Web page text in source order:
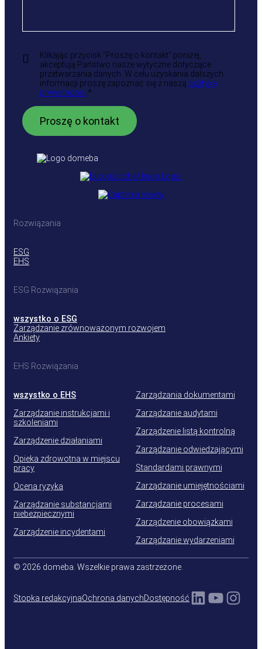
Klikając przycisk "Proszę o kontakt" poniżej,
akceptują Państwo nasze wytyczne dotyczące
przetwarzania danych. W celu uzyskania dalszych
informacji proszę zapoznać się z naszą polityką
prywatności *
Rozwiązania
ESG
EHS
ESG Rozwiązania
wszystko o ESG
Zarządzanie zrównoważonym rozwojem
Ankiety
EHS Rozwiązania
wszystko o EHS
Zarządzanie instrukcjami i
szkoleniami
Zarządzenie działaniami
Opieka zdrowotna w miejscu
pracy
Ocena ryzyka
Zarządzanie substancjami
niebezpiecznymi
Zarządzenie incydentami
Zarządzania dokumentami
Zarządzanie audytami
Zarządzenie listą kontrolną
Zarządzanie odwiedzającymi
Standardami prawnymi
Zarządzanie umiejętnościami
Zarządzanie procesami
Zarządzenie obowiązkami
Zarządzanie wydarzeniami
© 2026 domeba. Wszelkie prawa zastrzeżone.
Stopka redakcyjnaOchrona danychDostępnośćLinkedIn